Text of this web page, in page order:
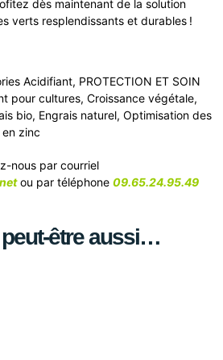
dès maintenant de la solution
verts resplendissants et durables !
Acidifiant, PROTECTION ET SOIN
pour cultures, Croissance végétale,
bio, Engrais naturel, Optimisation des
en zinc
nous par courriel
ou par téléphone 09.65.24.95.49
être aussi…